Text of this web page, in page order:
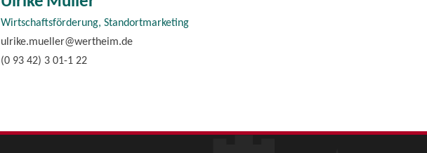
Wirtschaftsförderung, Standortmarketing
ulrike.mueller@wertheim.de
(0 93 42) 3 01-1 22